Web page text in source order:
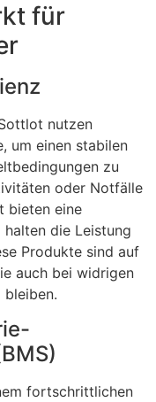
für
nutzen
um einen stabilen
zu
oder Notfälle
bieten eine
die Leistung
Produkte sind auf
auch bei widrigen
fortschrittlichen